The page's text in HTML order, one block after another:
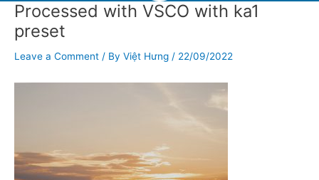
Processed with VSCO with ka1
preset
Leave a Comment / By Việt Hưng / 22/09/2022